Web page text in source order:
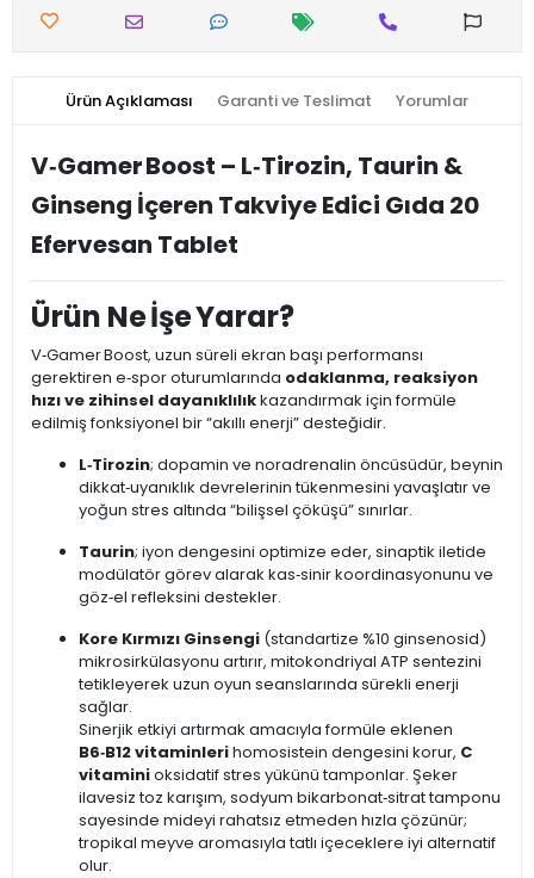
Ürün Açıklaması Garanti ve Teslimat Yorumlar
V‑Gamer Boost – L‑Tirozin, Taurin &
Ginseng İçeren Takviye Edici Gıda 20
Efervesan Tablet
Ürün Ne İşe Yarar?
V‑Gamer Boost, uzun süreli ekran başı performansı
gerektiren e‑spor oturumlarında odaklanma, reaksiyon
hızı ve zihinsel dayanıklılıkkazandırmak için formüle
edilmiş fonksiyonel bir “akıllı enerji” desteğidir.
L‑Tirozin; dopamin ve noradrenalin öncüsüdür, beynin
dikkat‑uyanıklık devrelerinin tükenmesini yavaşlatır ve
yoğun stres altında “bilişsel çöküşü” sınırlar.
Taurin; iyon dengesini optimize eder, sinaptik iletide
modülatör görev alarak kas‑sinir koordinasyonunu ve
göz‑el refleksini destekler.
Kore Kırmızı Ginsengi (standartize %10 ginsenosid)
mikrosirkülasyonu artırır, mitokondriyal ATP sentezini
tetikleyerek uzun oyun seanslarında sürekli enerji
sağlar.
Sinerjik etkiyi artırmak amacıyla formüle eklenen
B6‑B12 vitaminlerihomosistein dengesini korur, C
vitaminioksidatif stres yükünü tamponlar. Şeker
ilavesiz toz karışım, sodyum bikarbonat‑sitrat tamponu
sayesinde mideyi rahatsız etmeden hızla çözünür;
tropikal meyve aromasıyla tatlı içeceklere iyi alternatif
olur.